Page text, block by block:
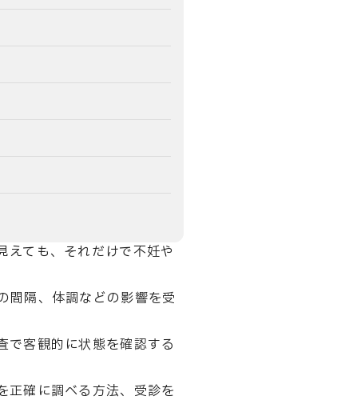
ても、それだけで不妊や
間隔、体調などの影響を受
で客観的に状態を確認する
正確に調べる方法、受診を